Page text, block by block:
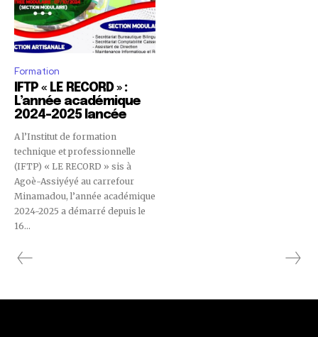
Formation
IFTP « LE RECORD » :
L’année académique
2024-2025 lancée
A l’Institut de formation
technique et professionnelle
(IFTP) « LE RECORD » sis à
Agoè-Assiyéyé au carrefour
Minamadou, l’année académique
2024-2025 a démarré depuis le
16...